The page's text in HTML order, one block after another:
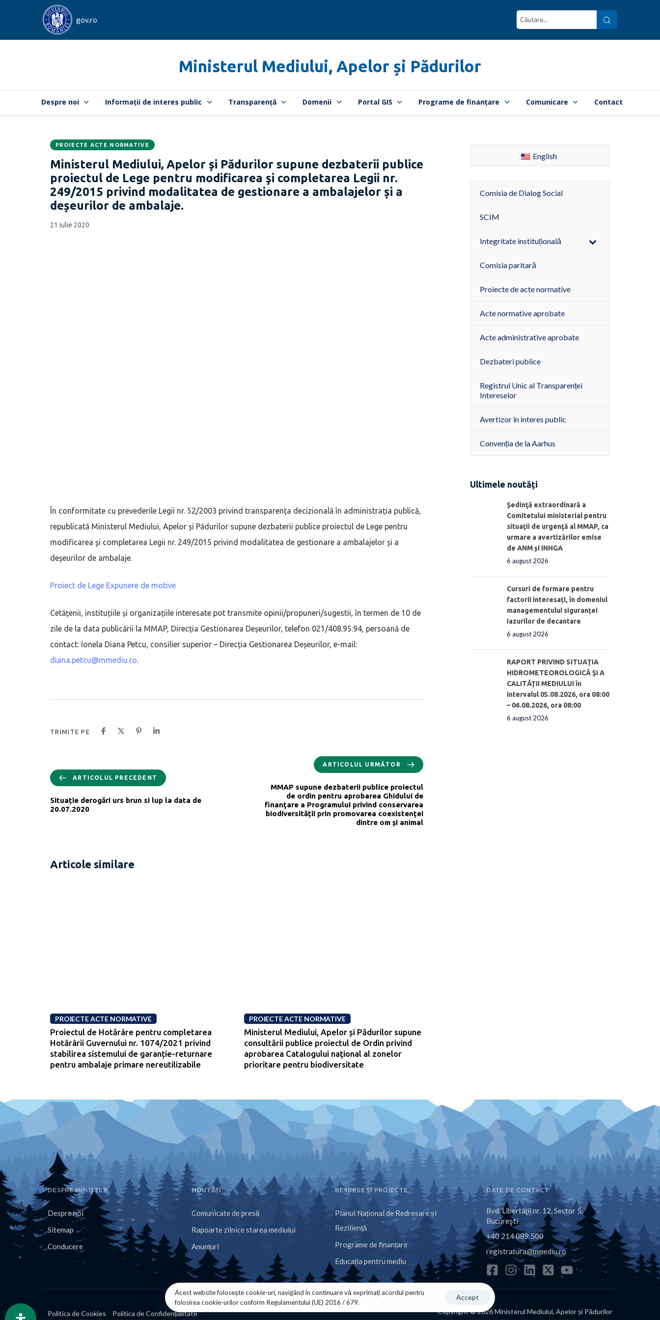
gov.ro
Ministerul Mediului, Apelor și Pădurilor
Despre noi Informații de interes public Transparență Domenii Portal GIS Programe de finanțare Comunicare Contact
CATEGORIA:
PROIECTE ACTE NORMATIVE
Ministerul Mediului, Apelor și Pădurilor supune dezbaterii publice
proiectul de Lege pentru modificarea şi completarea Legii nr.
249/2015 privind modalitatea de gestionare a ambalajelor și a
deșeurilor de ambalaje.
Data
publicării:
21 iulie 2020
În conformitate cu prevederile Legii nr. 52/2003 privind transparența decizională în administrația publică,
republicată Ministerul Mediului, Apelor și Pădurilor supune dezbaterii publice proiectul de Lege pentru
modificarea şi completarea Legii nr. 249/2015 privind modalitatea de gestionare a ambalajelor și a
deșeurilor de ambalaje.
Proiect de Lege Expunere de motive
Cetățenii, instituțiile și organizațiile interesate pot transmite opinii/propuneri/sugestii, în termen de 10 de
zile de la data publicării la MMAP, Direcția Gestionarea Deșeurilor, telefon 021/408.95.94, persoană de
contact: Ionela Diana Petcu, consilier superior – Direcția Gestionarea Deșeurilor, e-mail:
diana.petcu@mmediu.ro.
TRIMITE PE
ARTICOLUL PRECEDENT
Situație derogări urs brun si lup la data de
20.07.2020
ARTICOLUL URMĂTOR
MMAP supune dezbaterii publice proiectul
de ordin pentru aprobarea Ghidului de
finanţare a Programului privind conservarea
biodiversității prin promovarea coexistenței
dintre om și animal
Articole similare
PROIECTE ACTE NORMATIVE
Proiectul de Hotărâre pentru completarea
Hotărârii Guvernului nr. 1074/2021 privind
stabilirea sistemului de garanție-returnare
pentru ambalaje primare nereutilizabile
PROIECTE ACTE NORMATIVE
Ministerul Mediului, Apelor și Pădurilor supune
consultării publice proiectul de Ordin privind
aprobarea Catalogului naţional al zonelor
prioritare pentru biodiversitate
English
Comisia de Dialog Social
SCIM
Integritate instituțională
Comisia paritară
Proiecte de acte normative
Acte normative aprobate
Acte administrative aprobate
Dezbateri publice
Registrul Unic al Transparenței
Intereselor
Avertizor în interes public
Convenția de la Aarhus
Ultimele noutăți
Ședinţă extraordinară a
Comitetului ministerial pentru
situaţii de urgenţă al MMAP, ca
urmare a avertizărilor emise
de ANM și INHGA
6 august 2026
Cursuri de formare pentru
factorii interesați, în domeniul
managementului siguranței
iazurilor de decantare
6 august 2026
RAPORT PRIVIND SITUAŢIA
HIDROMETEOROLOGICĂ ŞI A
CALITĂŢII MEDIULUI în
intervalul 05.08.2026, ora 08:00
– 06.08.2026, ora 08:00
6 august 2026
DESPRE MINISTER
Despre noi
Sitemap
Conducere
NOUTĂȚI
Comunicate de presă
Rapoarte zilnice starea mediului
Anunțuri
RESURSE ȘI PROIECTE
Planul Național de Redresare și
Reziliență
Programe de finanțare
Educația pentru mediu
DATE DE CONTACT
Bvd. Libertăţii nr. 12, Sector 5,
Bucureşti
+40 214 089 500
registratura@mmediu.ro
Politica de Cookies Politica de Confidențialitate Copyright © 2026 Ministerul Mediului, Apelor și Pădurilor
Acest website folosește cookie-uri, navigând în continuare vă exprimați acordul pentru
folosirea cookie-urilor conform Regulamentului (UE) 2016 / 679.
Accept